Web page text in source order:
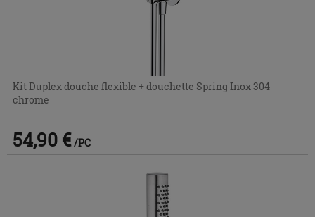
Kit Duplex douche flexible + douchette Spring Inox 304
chrome
54,90 € /PC